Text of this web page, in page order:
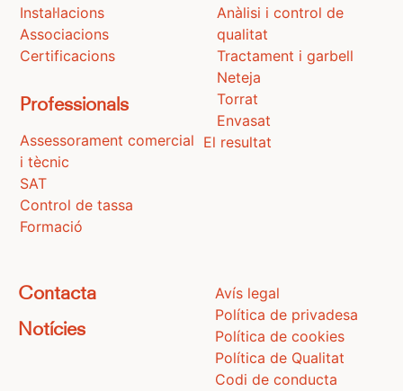
Instal·lacions
Associacions
Certificacions
Professionals
Assessorament comercial
i tècnic
SAT
Control de tassa
Formació
Anàlisi i control de
qualitat
Tractament i garbell
Neteja
Torrat
Envasat
El resultat
Contacta
Notícies
Avís legal
Política de privadesa
Política de cookies
Política de Qualitat
Codi de conducta